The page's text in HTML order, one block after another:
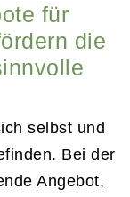
für
die
selbst und
Bei der
Angebot,